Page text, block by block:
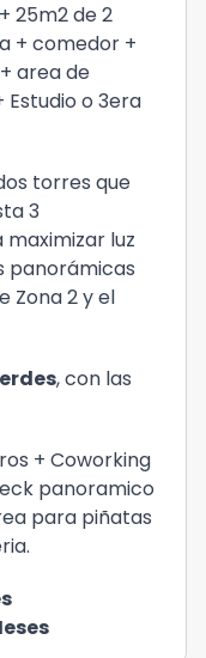
25m2 de 2
+ comedor +
area de
Estudio o 3era
torres que
3
luz
panorámicas
Zona 2 y el
, con las
+ Coworking
panoramico
para piñatas